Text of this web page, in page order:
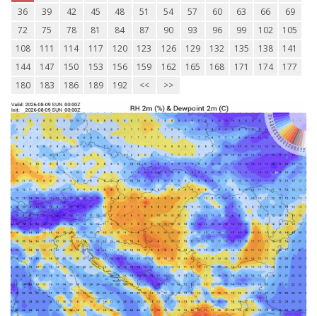
36
39 42 45 48 51 54 57 60 63 66
69
72
75 78 81 84 87 90 93 96 99 102
105
108
111 114 117 120 123 126 129 132 135 138
141
144
147 150 153 156 159 162 165 168 171 174
177
180
183 186 189 192 << >>